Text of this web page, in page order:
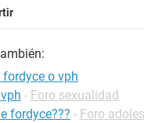
fordyce o vph
- Foro sexualidad
fordyce??? - Foro